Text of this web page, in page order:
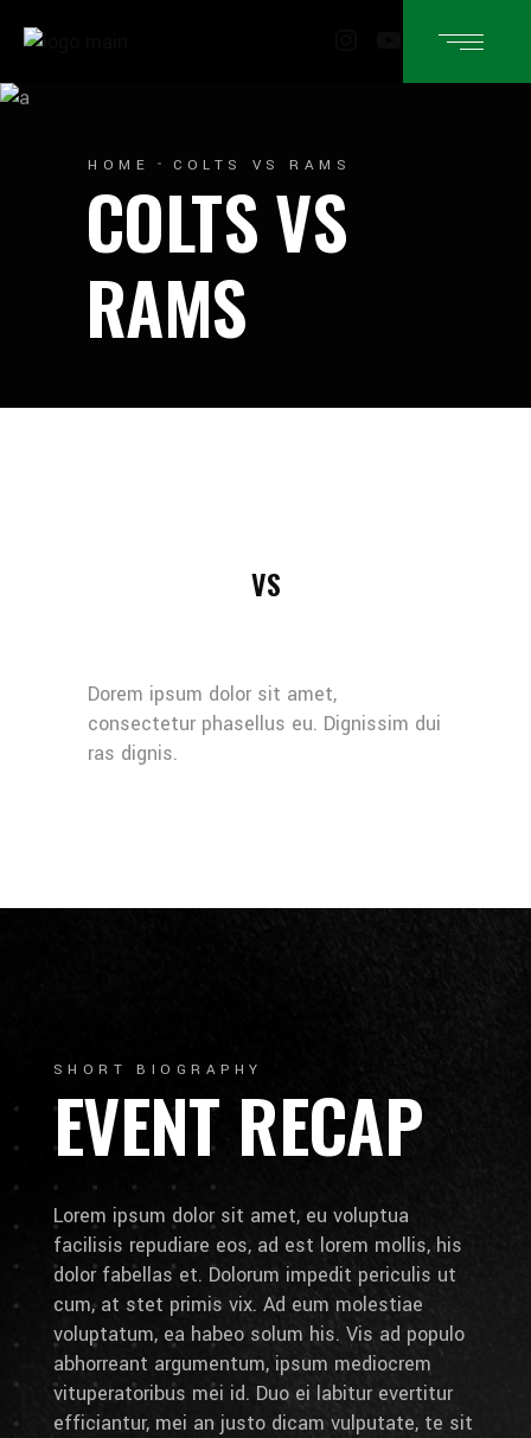
Instagram
YouTube
HOME COLTS VS RAMS
COLTS VS
RAMS
VS
Dorem ipsum dolor sit amet,
consectetur phasellus eu. Dignissim dui
ras dignis.
SHORT BIOGRAPHY
EVENT RECAP
Lorem ipsum dolor sit amet, eu voluptua
facilisis repudiare eos, ad est lorem mollis, his
dolor fabellas et. Dolorum impedit periculis ut
cum, at stet primis vix. Ad eum molestiae
voluptatum, ea habeo solum his. Vis ad populo
abhorreant argumentum, ipsum mediocrem
vituperatoribus mei id. Duo ei labitur evertitur
efficiantur, mei an justo dicam vulputate, te sit